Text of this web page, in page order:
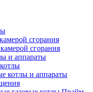
сгорания
сгорания
и аппараты
котлы и аппараты